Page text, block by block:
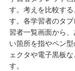
す。考えを比較す
す。各学習者のタ
習者一覧画面から
い箇所を指やペン
ェクタや電子黒板
す。